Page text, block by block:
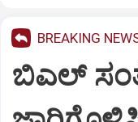
BREAKING
ಬಿಎಲ್